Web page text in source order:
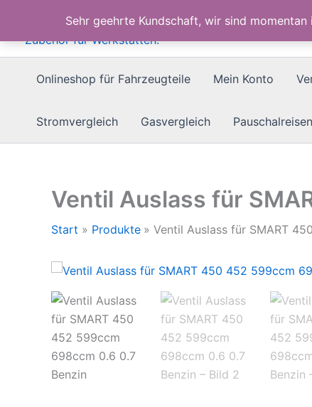
Sehr geehrte Kundschaft, wir sind
springen
Onlineshop für Fahrzeugteile Mein Konto
Stromvergleich Gasvergleich Pauschalreisen
Ventil Auslass für
Start Produkte Ventil Auslass für SMART